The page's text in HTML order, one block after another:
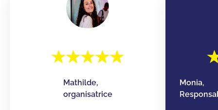
Mathilde,
organisatrice
Monia,